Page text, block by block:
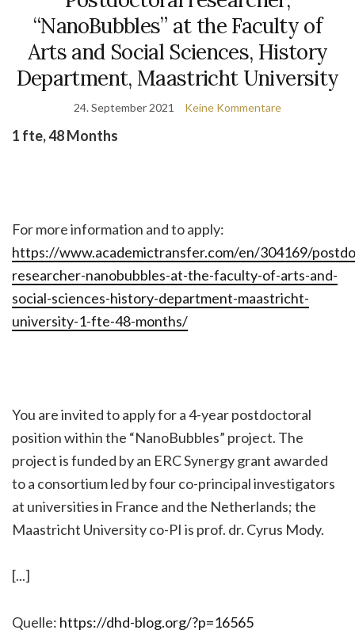
“NanoBubbles” at the Faculty of
Arts and Social Sciences, History
Department, Maastricht University
24. September 2021 Keine Kommentare
1 fte, 48 Months
For more information and to apply:
https://www.academictransfer.com/en/304169/
researcher-nanobubbles-at-the-faculty-of-arts-and-
social-sciences-history-department-maastricht-
university-1-fte-48-months/
You are invited to apply for a 4-year postdoctoral
position within the “NanoBubbles” project. The
project is funded by an ERC Synergy grant awarded
to a consortium led by four co-principal investigators
at universities in France and the Netherlands; the
Maastricht University co-PI is prof. dr. Cyrus Mody.
[...]
Quelle: https://dhd-blog.org/?p=16565